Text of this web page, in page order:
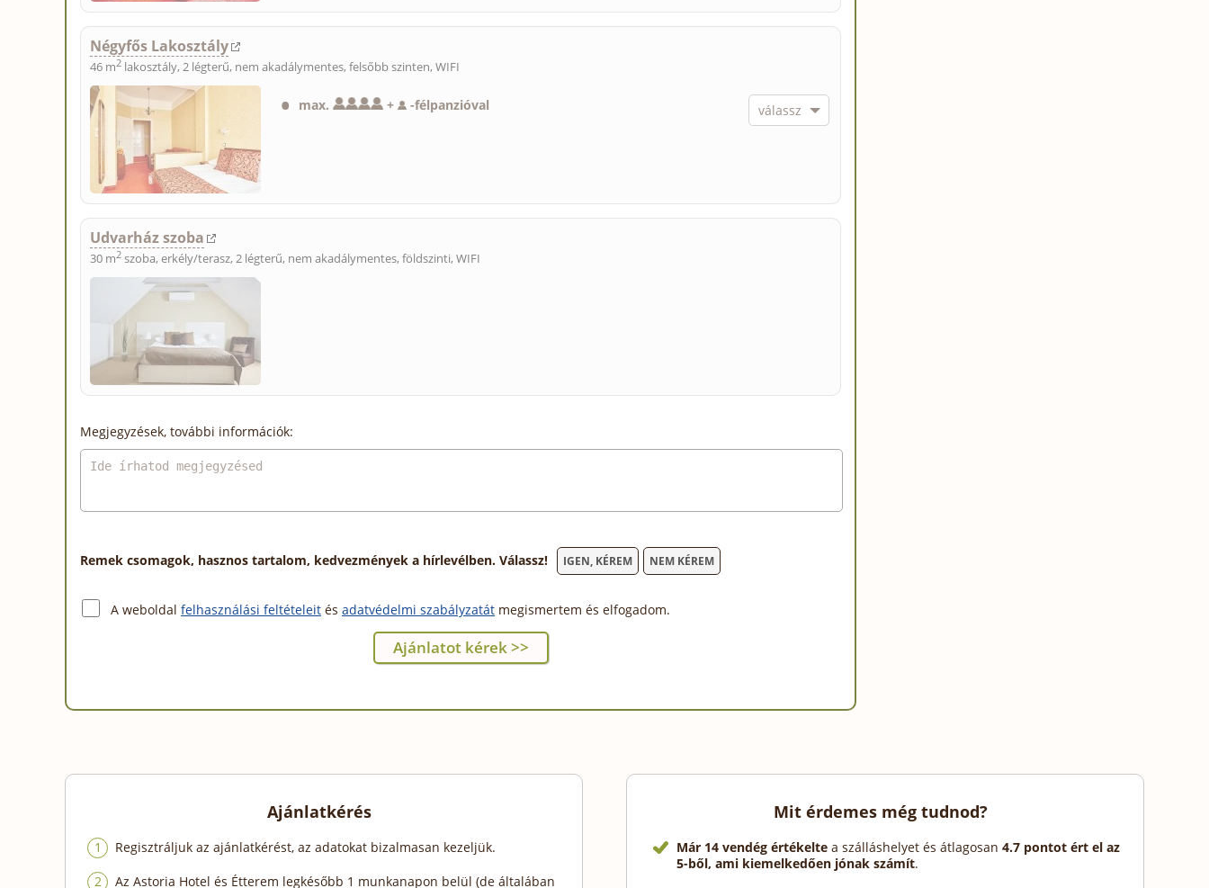
Négyfős Lakosztály
46 m2 lakosztály, 2 légterű, nem akadálymentes, felsőbb szinten, WIFI
max. + -félpanzióval
Udvarház szoba
30 m2 szoba, erkély/terasz, 2 légterű, nem akadálymentes, földszinti, WIFI
Megjegyzések, további információk:
Remek csomagok, hasznos tartalom, kedvezmények a hírlevélben. Válassz! IGEN, KÉREM NEM KÉREM
A weboldal felhasználási feltételeit és adatvédelmi szabályzatát megismertem és elfogadom.
Ajánlatkérés
Regisztráljuk az ajánlatkérést, az adatokat bizalmasan kezeljük.
Az Astoria Hotel és Étterem legkésőbb 1 munkanapon belül (de általában
Mit érdemes még tudnod?
Már 14 vendég értékelte a szálláshelyet és átlagosan 4.7 pontot ért el az
5-ből, ami kiemelkedően jónak számít.